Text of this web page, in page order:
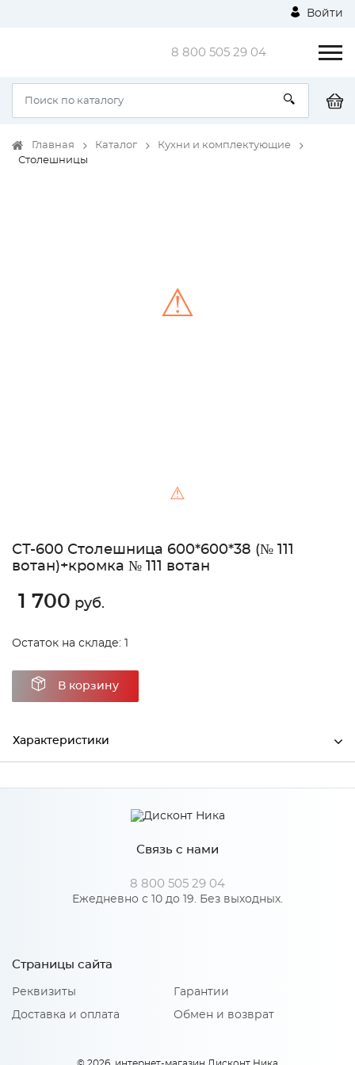
Войти
8 800 505 29 04
Главная Каталог
Кухни и комплектующие
Столешницы
⚠
⚠
СТ-600 Столешница 600*600*38 (№ 111
вотан)+кромка № 111 вотан
1 700 руб.
Остаток на складе: 1
В корзину
Характеристики
Ширина 600
38
600
СКИФ
Особенности
Связь с нами
8 800 505 29 04
Ежедневно с 10 до 19. Без выходных.
Страницы сайта
Реквизиты
Доставка и оплата
Гарантии
Обмен и возврат